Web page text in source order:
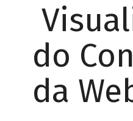
do
da